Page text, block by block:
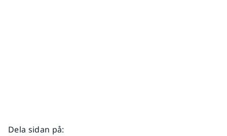
Dela sidan på: